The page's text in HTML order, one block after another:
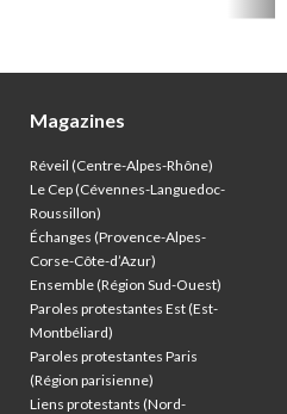
Magazines
Réveil (Centre-Alpes-Rhône)
Le Cep (Cévennes-Languedoc-
Roussillon)
Échanges (Provence-Alpes-
Corse-Côte-d’Azur)
Ensemble (Région Sud-Ouest)
Paroles protestantes Est (Est-
Montbéliard)
Paroles protestantes Paris
(Région parisienne)
Liens protestants (Nord-